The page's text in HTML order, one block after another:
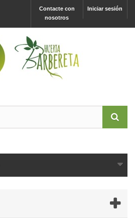
Iniciar sesión
Contacte con
nosotros